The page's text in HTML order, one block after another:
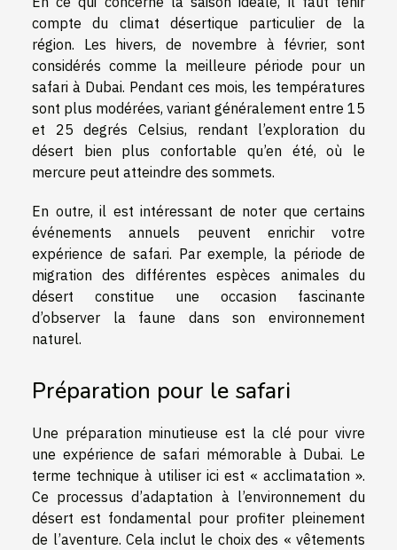
compte du climat désertique particulier de la
région. Les hivers, de novembre à février, sont
considérés comme la meilleure période pour un
safari à Dubai. Pendant ces mois, les températures
sont plus modérées, variant généralement entre 15
et 25 degrés Celsius, rendant l’exploration du
désert bien plus confortable qu’en été, où le
mercure peut atteindre des sommets.
En outre, il est intéressant de noter que certains
événements annuels peuvent enrichir votre
expérience de safari. Par exemple, la période de
migration des différentes espèces animales du
désert constitue une occasion fascinante
d’observer la faune dans son environnement
naturel.
Préparation pour le safari
Une préparation minutieuse est la clé pour vivre
une expérience de safari mémorable à Dubai. Le
terme technique à utiliser ici est « acclimatation ».
Ce processus d’adaptation à l’environnement du
désert est fondamental pour profiter pleinement
de l’aventure. Cela inclut le choix des « vêtements